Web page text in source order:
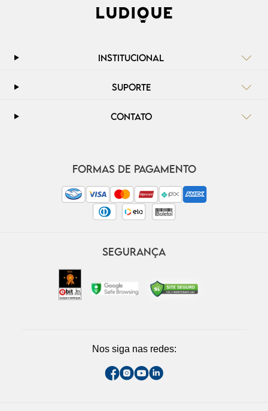
INSTITUCIONAL
SUPORTE
CONTATO
FORMAS DE PAGAMENTO
SEGURANÇA
Nos siga nas redes: